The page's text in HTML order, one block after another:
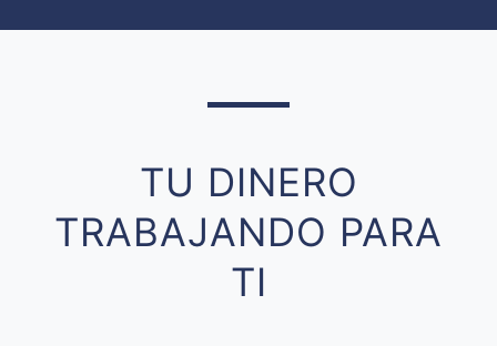
TU DINERO
TRABAJANDO PARA
TI